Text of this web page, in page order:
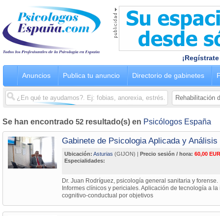
Anuncios Publica tu anuncio Directorio de gabinetes
Se han encontrado 52 resultado(s) en Psicólogos España
Gabinete de Psicologia Aplicada y Análisis
Ubicación: Asturias (GIJON) | Precio sesión / hora: 60,00
Especialidades:
Dr. Juan Rodríguez, psicología general sanitaria y
Informes clínicos y periciales. Aplicación de tecnología a
cognitivo-conductual por objetivos